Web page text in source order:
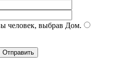
человек, выбрав Дом.